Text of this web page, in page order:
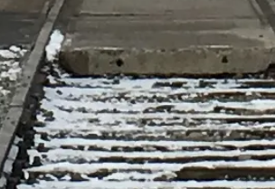
Utforska officiella besök
Noggrant utvalda besöksalternativ med
guidning som förhöjer din upplevelse.